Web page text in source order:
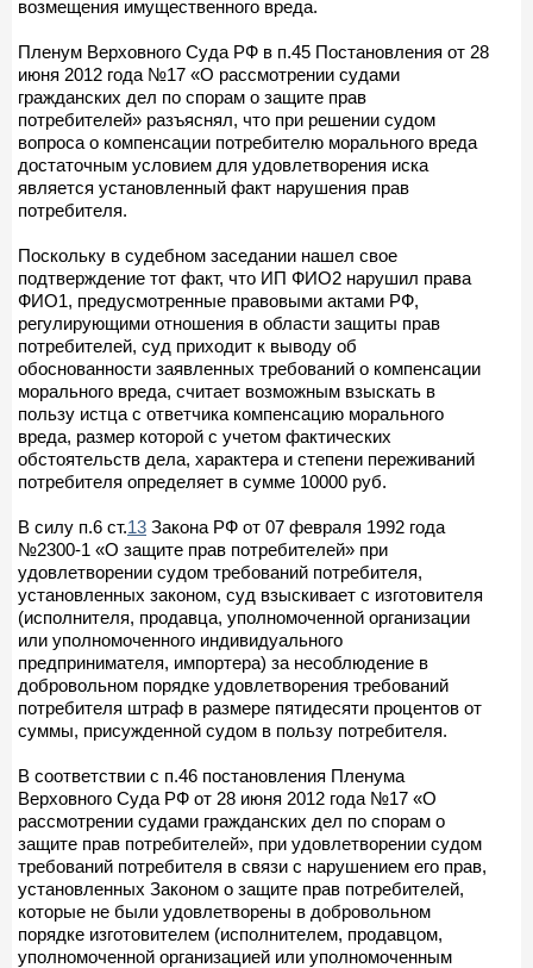
возмещения имущественного вреда.
Пленум Верховного Суда РФ в п.45 Постановления от 28
июня 2012 года №17 «О рассмотрении судами
гражданских дел по спорам о защите прав
потребителей» разъяснял, что при решении судом
вопроса о компенсации потребителю морального вреда
достаточным условием для удовлетворения иска
является установленный факт нарушения прав
потребителя.
Поскольку в судебном заседании нашел свое
подтверждение тот факт, что ИП ФИО2 нарушил права
ФИО1, предусмотренные правовыми актами РФ,
регулирующими отношения в области защиты прав
потребителей, суд приходит к выводу об
обоснованности заявленных требований о компенсации
морального вреда, считает возможным взыскать в
пользу истца с ответчика компенсацию морального
вреда, размер которой с учетом фактических
обстоятельств дела, характера и степени переживаний
потребителя определяет в сумме 10000 руб.
В силу п.6 ст.13 Закона РФ от 07 февраля 1992 года
№2300-1 «О защите прав потребителей» при
удовлетворении судом требований потребителя,
установленных законом, суд взыскивает с изготовителя
(исполнителя, продавца, уполномоченной организации
или уполномоченного индивидуального
предпринимателя, импортера) за несоблюдение в
добровольном порядке удовлетворения требований
потребителя штраф в размере пятидесяти процентов от
суммы, присужденной судом в пользу потребителя.
В соответствии с п.46 постановления Пленума
Верховного Суда РФ от 28 июня 2012 года №17 «О
рассмотрении судами гражданских дел по спорам о
защите прав потребителей», при удовлетворении судом
требований потребителя в связи с нарушением его прав,
установленных Законом о защите прав потребителей,
которые не были удовлетворены в добровольном
порядке изготовителем (исполнителем, продавцом,
уполномоченной организацией или уполномоченным